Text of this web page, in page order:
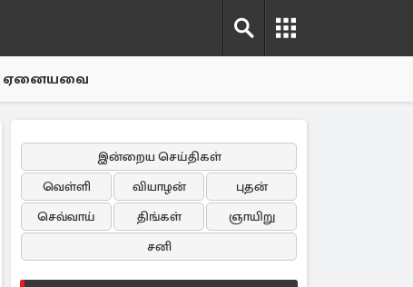
ஏனையவை
இன்றைய செய்திகள்
வெள்ளி
வியாழன்
புதன்
செவ்வாய்
திங்கள்
ஞாயிறு
சனி